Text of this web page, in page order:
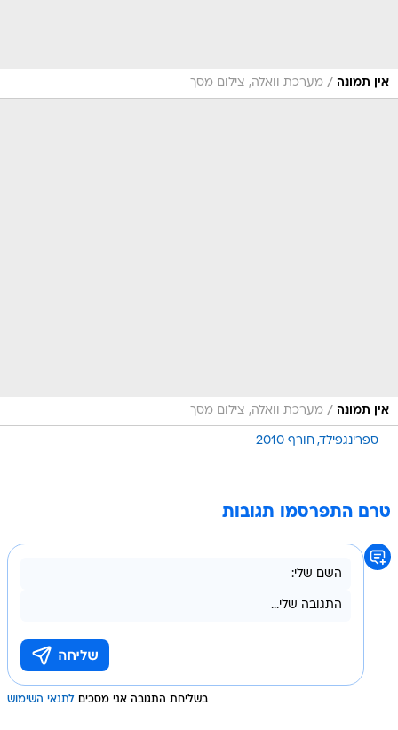
אין תמונה / מערכת וואלה, צילום מסך
אין תמונה / מערכת וואלה, צילום מסך
ספרינגפילד חורף 2010
טרם התפרסמו תגובות
בשליחת התגובה אני מסכים לתנאי השימוש